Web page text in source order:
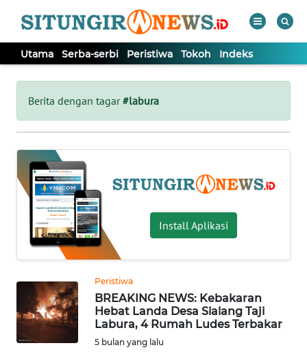
Utama Serba-serbi Peristiwa Tokoh Indeks
Berita dengan tagar#labura
Install Aplikasi
Peristiwa
BREAKING NEWS: Kebakaran
Hebat Landa Desa Sialang Taji
Labura, 4 Rumah Ludes Terbakar
5 bulan yang lalu
Tutup
UTAMA
SERBA-
SERBI
PERISTIWA
TOKOH
Informasi
INDEKS
BERITA